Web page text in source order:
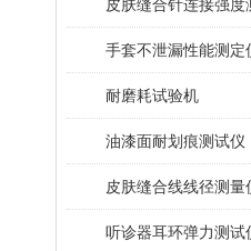
皮肤缝合针连接强度
手套不泄漏性能测定
耐磨耗试验机
油漆面耐划痕测试仪
皮肤缝合线线径测量
听诊器耳环弹力测试